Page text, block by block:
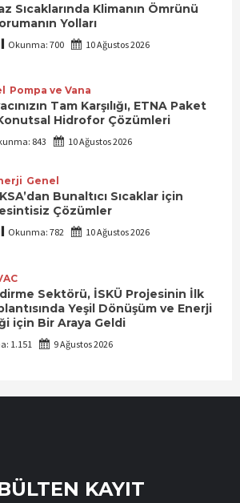
Sıcaklarında Klimanın Ömrünü
Yolları
Okunma:700 10 Ağustos 2026
Pompa ve Vana
Tam Karşılığı, ETNA Paket
Hidrofor Çözümleri
843 10 Ağustos 2026
Genel
Bunaltıcı Sıcaklar için
Çözümler
Okunma:782 10 Ağustos 2026
Sektörü, İSKÜ Projesinin İlk
Yeşil Dönüşüm ve Enerji
için Bir Araya Geldi
1.151 9 Ağustos 2026
KAYIT